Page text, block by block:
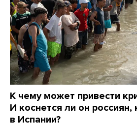
К чему может привести
И коснется ли он
в Испании?